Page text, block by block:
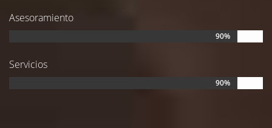
Asesoramiento
90%
Servicios
90%